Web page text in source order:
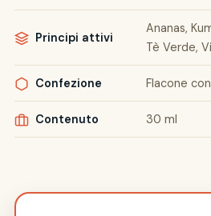
Principi attivi
Ananas,
Tè Verde,
Confezione Flacone
Contenuto 30 ml